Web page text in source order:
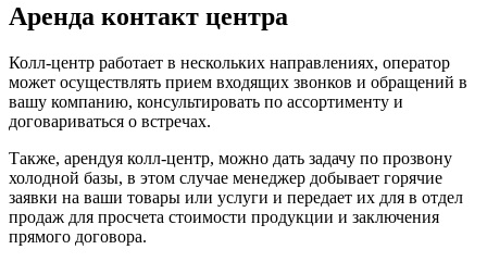
Аренда контакт центра
Колл-центр работает в нескольких направлениях, оператор
может осуществлять прием входящих звонков и обращений в
вашу компанию, консультировать по ассортименту и
договариваться о встречах.
Также, арендуя колл-центр, можно дать задачу по прозвону
холодной базы, в этом случае менеджер добывает горячие
заявки на ваши товары или услуги и передает их для в отдел
продаж для просчета стоимости продукции и заключения
прямого договора.